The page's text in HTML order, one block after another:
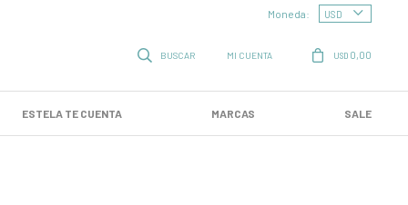
ESTELA TE CUENTA MARCAS SALE
USD 0,00
Moneda: